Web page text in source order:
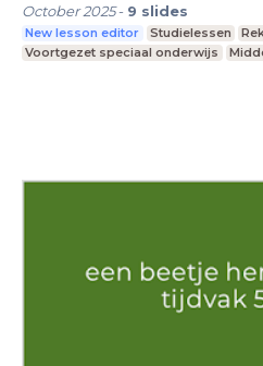
October 2025- 9 slides
New lesson editor Studielessen
Voortgezet speciaal onderwijs